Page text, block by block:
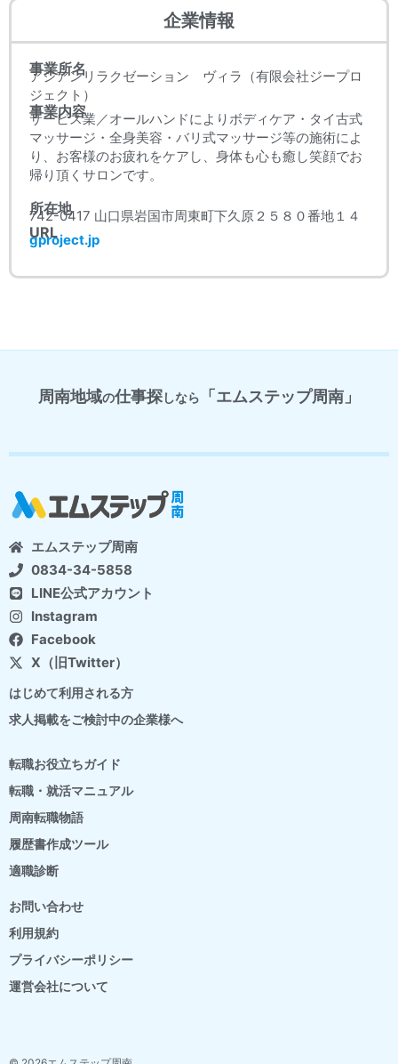
企業情報
事業所名
アジアンリラクゼーション ヴィラ（有限会社ジープロ
ジェクト）
事業内容
サービス業／オールハンドによりボディケア・タイ古式
マッサージ・全身美容・バリ式マッサージ等の施術によ
り、お客様のお疲れをケアし、身体も心も癒し笑顔でお
帰り頂くサロンです。
所在地
742-0417 山口県岩国市周東町下久原２５８０番地１４
URL
gproject.jp
周南地域の仕事探しなら 「エムステップ周南」
エムステップ周南
0834-34-5858
LINE公式アカウント
Instagram
Facebook
X（旧Twitter）
はじめて利用される方
求人掲載をご検討中の企業様へ
転職お役立ちガイド
転職・就活マニュアル
周南転職物語
履歴書作成ツール
適職診断
お問い合わせ
利用規約
プライバシーポリシー
運営会社について